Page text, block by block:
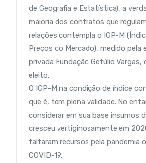
de Geografia e Estatística), a
maioria dos contratos que
relações contempla o IGP-M
Preços do Mercado), medido pela
privada Fundação Getúlio Vargas,
eleito.
O IGP-M na condição de índice
que é, tem plena validade. No
considerar em sua base insumos
cresceu vertiginosamente em
faltaram recursos pela pandemia
COVID-19.